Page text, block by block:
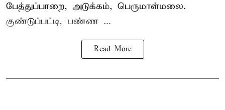
பேத்துப்பாறை, அடுக்கம், பெருமாள்மலை.
குண்டுப்பட்டி, பண்ண ...
Read More